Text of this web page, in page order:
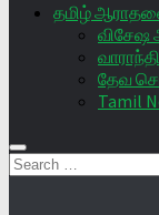
தமிழ்
விசேஷ
தேவ
Tamil
Search